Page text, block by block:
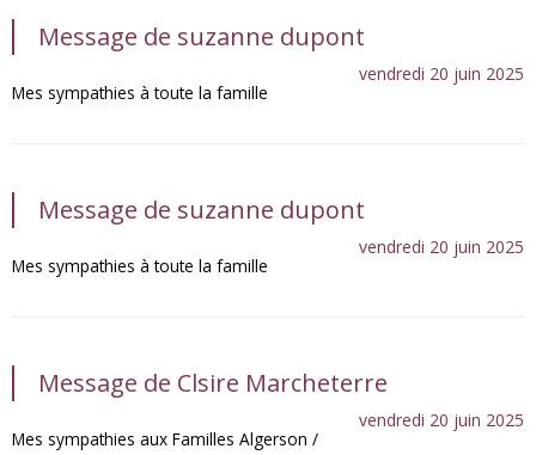
Message de suzanne dupont
vendredi 20 juin 2025
Mes sympathies à toute la famille
Message de suzanne dupont
vendredi 20 juin 2025
Mes sympathies à toute la famille
Message de Clsire Marcheterre
vendredi 20 juin 2025
Mes sympathies aux Familles Algerson /